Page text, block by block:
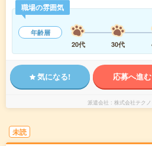
職場の雰囲気
年齢層
20代
30代
気になる! 応募へ進む
派遣会社 株式会社テク
未読